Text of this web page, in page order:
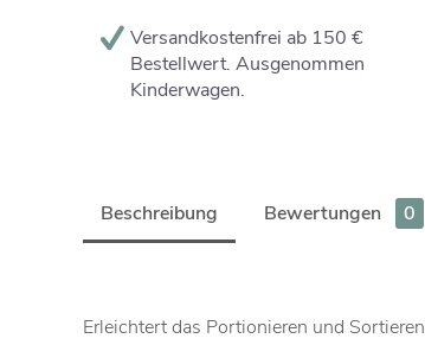
Versandkostenfrei ab 150 €
Bestellwert. Ausgenommen
Kinderwagen.
Beschreibung Bewertungen 0
Erleichtert das Portionieren und